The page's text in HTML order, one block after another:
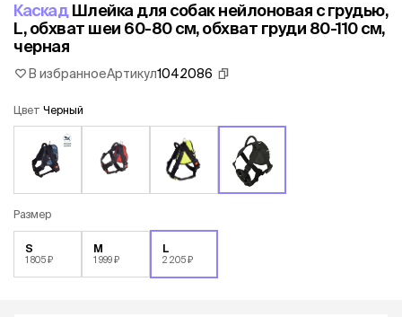
КаскадШлейка для собак нейлоновая с грудью,
L, обхват шеи 60-80 см, обхват груди 80-110 см,
черная
В избранноеАртикул1042086
Цвет Черный
Размер
S
1 805 ₽
M
1 999 ₽
L
2 205 ₽